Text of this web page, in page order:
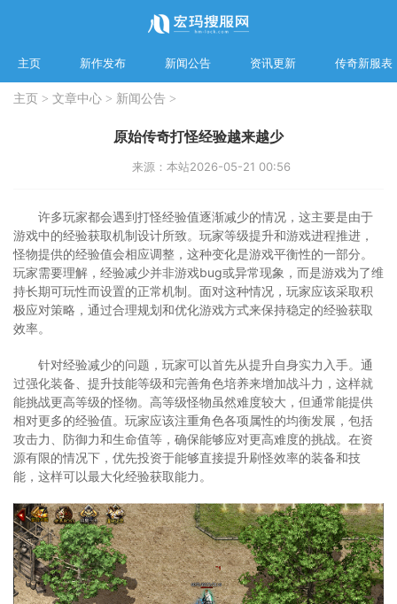
主页 新作发布 新闻公告 资讯更新 传奇新服表
主页 > 文章中心 > 新闻公告 >
原始传奇打怪经验越来越少
来源：本站2026-05-21 00:56
许多玩家都会遇到打怪经验值逐渐减少的情况，这主要是由于
游戏中的经验获取机制设计所致。玩家等级提升和游戏进程推进，
怪物提供的经验值会相应调整，这种变化是游戏平衡性的一部分。
玩家需要理解，经验减少并非游戏bug或异常现象，而是游戏为了维
持长期可玩性而设置的正常机制。面对这种情况，玩家应该采取积
极应对策略，通过合理规划和优化游戏方式来保持稳定的经验获取
效率。
针对经验减少的问题，玩家可以首先从提升自身实力入手。通
过强化装备、提升技能等级和完善角色培养来增加战斗力，这样就
能挑战更高等级的怪物。高等级怪物虽然难度较大，但通常能提供
相对更多的经验值。玩家应该注重角色各项属性的均衡发展，包括
攻击力、防御力和生命值等，确保能够应对更高难度的挑战。在资
源有限的情况下，优先投资于能够直接提升刷怪效率的装备和技
能，这样可以最大化经验获取能力。